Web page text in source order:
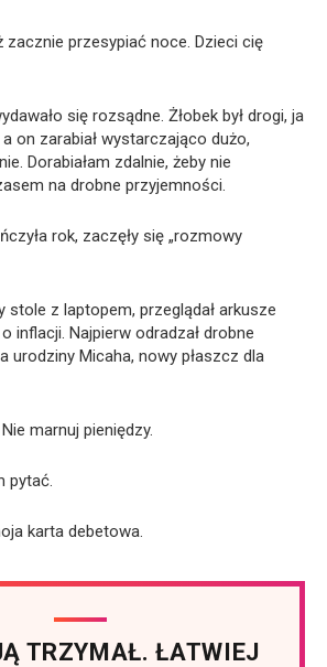
zacznie przesypiać noce. Dzieci cię
się rozsądne. Żłobek był drogi, ja
on zarabiał wystarczająco dużo,
Dorabiałam zdalnie, żeby nie
na drobne przyjemności.
rok, zaczęły się „rozmowy
stole z laptopem, przeglądał arkusze
inflacji. Najpierw odradzał drobne
urodziny Micaha, nowy płaszcz dla
marnuj pieniędzy.
pytać.
karta debetowa.
TRZYMAŁ. ŁATWIEJ